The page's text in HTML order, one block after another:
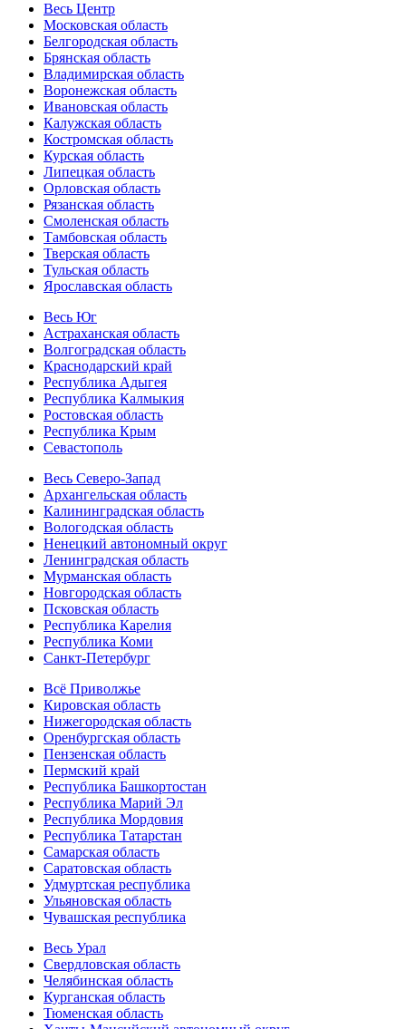
Весь Центр
Московская область
Белгородская область
Брянская область
Владимирская область
Воронежская область
Ивановская область
Калужская область
Костромская область
Курская область
Липецкая область
Орловская область
Рязанская область
Смоленская область
Тамбовская область
Тверская область
Тульская область
Ярославская область
Весь Юг
Астраханская область
Волгоградская область
Краснодарский край
Республика Адыгея
Республика Калмыкия
Ростовская область
Республика Крым
Севастополь
Весь Северо-Запад
Архангельская область
Калининградская область
Вологодская область
Ненецкий автономный округ
Ленинградская область
Мурманская область
Новгородская область
Псковская область
Республика Карелия
Республика Коми
Санкт-Петербург
Всё Приволжье
Кировская область
Нижегородская область
Оренбургская область
Пензенская область
Пермский край
Республика Башкортостан
Республика Марий Эл
Республика Мордовия
Республика Татарстан
Самарская область
Саратовская область
Удмуртская республика
Ульяновская область
Чувашская республика
Весь Урал
Свердловская область
Челябинская область
Курганская область
Тюменская область